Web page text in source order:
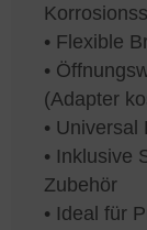
• Flexible
•
(Adapter
•
• Inklusive
Zubehör
• Ideal für